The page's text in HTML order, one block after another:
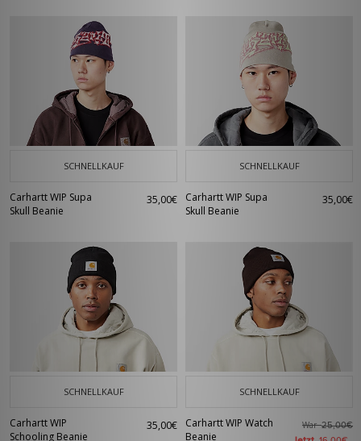
SCHNELLKAUF
Carhartt WIP Supa
Skull Beanie
35,00€
SCHNELLKAUF
Carhartt WIP Supa
Skull Beanie
35,00€
SCHNELLKAUF
Carhartt WIP
Schooling Beanie
35,00€
SCHNELLKAUF
Carhartt WIP Watch
Beanie
War25,00€